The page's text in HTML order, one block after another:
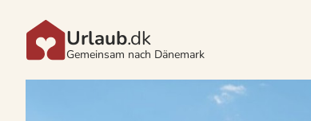
Urlaub.dk
Gemeinsam nach Dänemark